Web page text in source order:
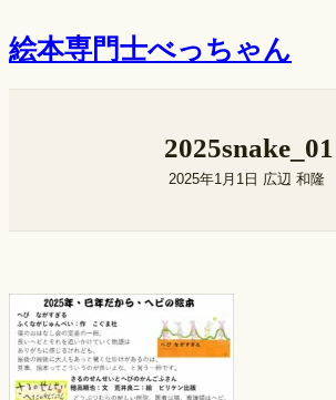
容
絵本専門士べっちゃん
2025snake_01
2025年1月1日 広辺 和隆